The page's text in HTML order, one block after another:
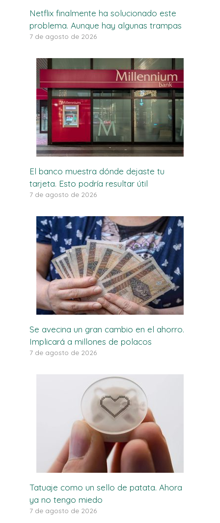
Netflix finalmente ha solucionado este
problema. Aunque hay algunas trampas
7 de agosto de 2026
El banco muestra dónde dejaste tu
tarjeta. Esto podría resultar útil
7 de agosto de 2026
Se avecina un gran cambio en el ahorro.
Implicará a millones de polacos
7 de agosto de 2026
Tatuaje como un sello de patata. Ahora
ya no tengo miedo
7 de agosto de 2026